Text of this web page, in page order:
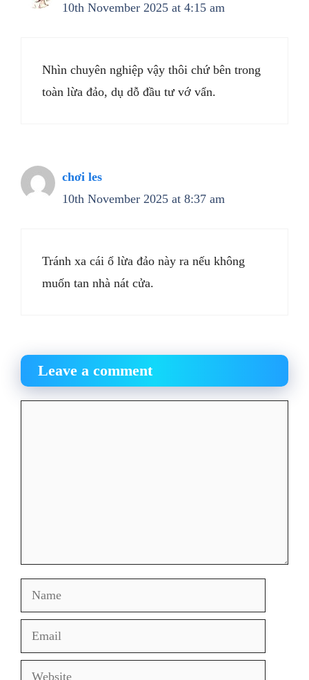
10th November 2025 at 4:15 am
Nhìn chuyên nghiệp vậy thôi chứ bên trong
toàn lừa đảo, dụ dỗ đầu tư vớ vẩn.
chơi les
10th November 2025 at 8:37 am
Tránh xa cái ổ lừa đảo này ra nếu không
muốn tan nhà nát cửa.
Leave a comment
Name
Email
Website